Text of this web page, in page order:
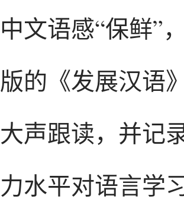
中文语感“保鲜”
版的《发展汉语
大声跟读，并记
力水平对语言学